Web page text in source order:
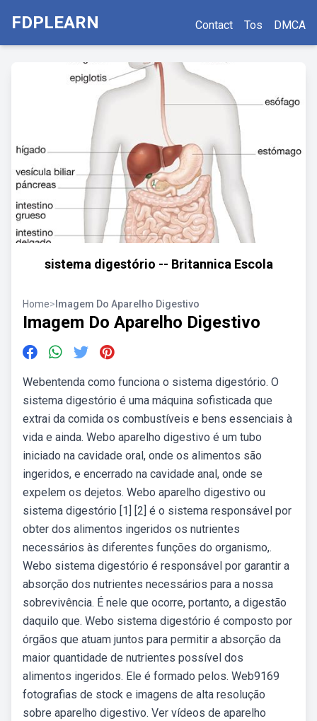
FDPLEARN Contact Tos DMCA
sistema digestório -- Britannica Escola
Home> Imagem Do Aparelho Digestivo
Imagem Do Aparelho Digestivo
Webentenda como funciona o sistema digestório. O
sistema digestório é uma máquina sofisticada que
extrai da comida os combustíveis e bens essenciais à
vida e ainda. Webo aparelho digestivo é um tubo
iniciado na cavidade oral, onde os alimentos são
ingeridos, e encerrado na cavidade anal, onde se
expelem os dejetos. Webo aparelho digestivo ou
sistema digestório [1] [2] é o sistema responsável por
obter dos alimentos ingeridos os nutrientes
necessários às diferentes funções do organismo,.
Webo sistema digestório é responsável por garantir a
absorção dos nutrientes necessários para a nossa
sobrevivência. É nele que ocorre, portanto, a digestão
daquilo que. Webo sistema digestório é composto por
órgãos que atuam juntos para permitir a absorção da
maior quantidade de nutrientes possível dos
alimentos ingeridos. Ele é formado pelos. Web9169
fotografias de stock e imagens de alta resolução
sobre aparelho digestivo. Ver vídeos de aparelho